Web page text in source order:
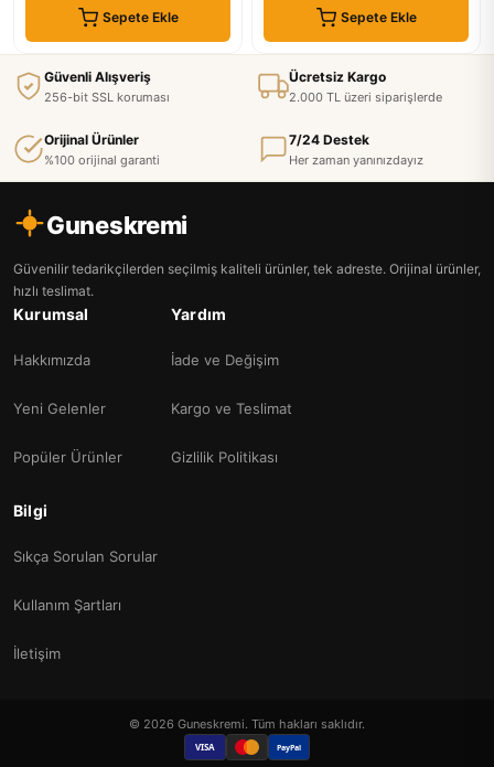
Sepete Ekle Sepete Ekle
Güvenli Alışveriş
256-bit SSL koruması
Ücretsiz Kargo
2.000 TL üzeri siparişlerde
Orijinal Ürünler
%100 orijinal garanti
7/24 Destek
Her zaman yanınızdayız
Guneskremi
Güvenilir tedarikçilerden seçilmiş kaliteli ürünler, tek adreste. Orijinal ürünler,
hızlı teslimat.
Kurumsal
Hakkımızda
Yeni Gelenler
Popüler Ürünler
Yardım
İade ve Değişim
Kargo ve Teslimat
Gizlilik Politikası
Bilgi
Sıkça Sorulan Sorular
Kullanım Şartları
İletişim
© 2026 Guneskremi. Tüm hakları saklıdır.
VISA PayPal